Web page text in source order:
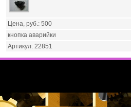
500
кнопка аварийки
22851